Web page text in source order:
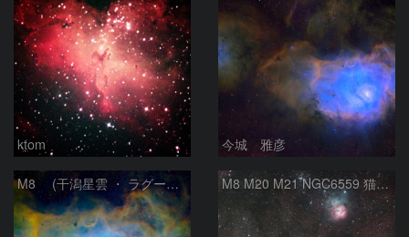
ktom 今城 雅彦
M8 (干潟星雲 ・ ラグーン（Lagoon）星雲) M8 M20 M21 NGC6559 猫の手星雲 いて座